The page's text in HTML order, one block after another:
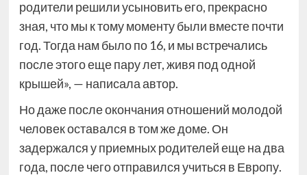
родители решили усыновить его, прекрасно
зная, что мы к тому моменту были вместе почти
год. Тогда нам было по 16, и мы встречались
после этого еще пару лет, живя под одной
крышей», — написала автор.
Но даже после окончания отношений молодой
человек оставался в том же доме. Он
задержался у приемных родителей еще на два
года, после чего отправился учиться в Европу.